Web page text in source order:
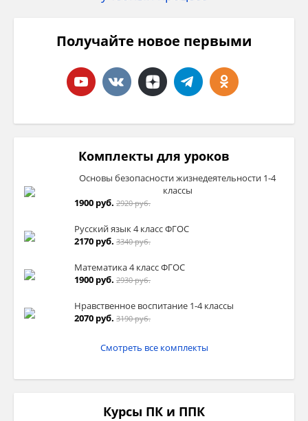
Получайте новое первыми
Комплекты для уроков
Основы безопасности жизнедеятельности 1-4
классы
1900 руб. 2920 руб.
Русский язык 4 класс ФГОС
2170 руб. 3340 руб.
Математика 4 класс ФГОС
1900 руб. 2930 руб.
Нравственное воспитание 1-4 классы
2070 руб. 3190 руб.
Смотреть все комплекты
Курсы ПК и ППК